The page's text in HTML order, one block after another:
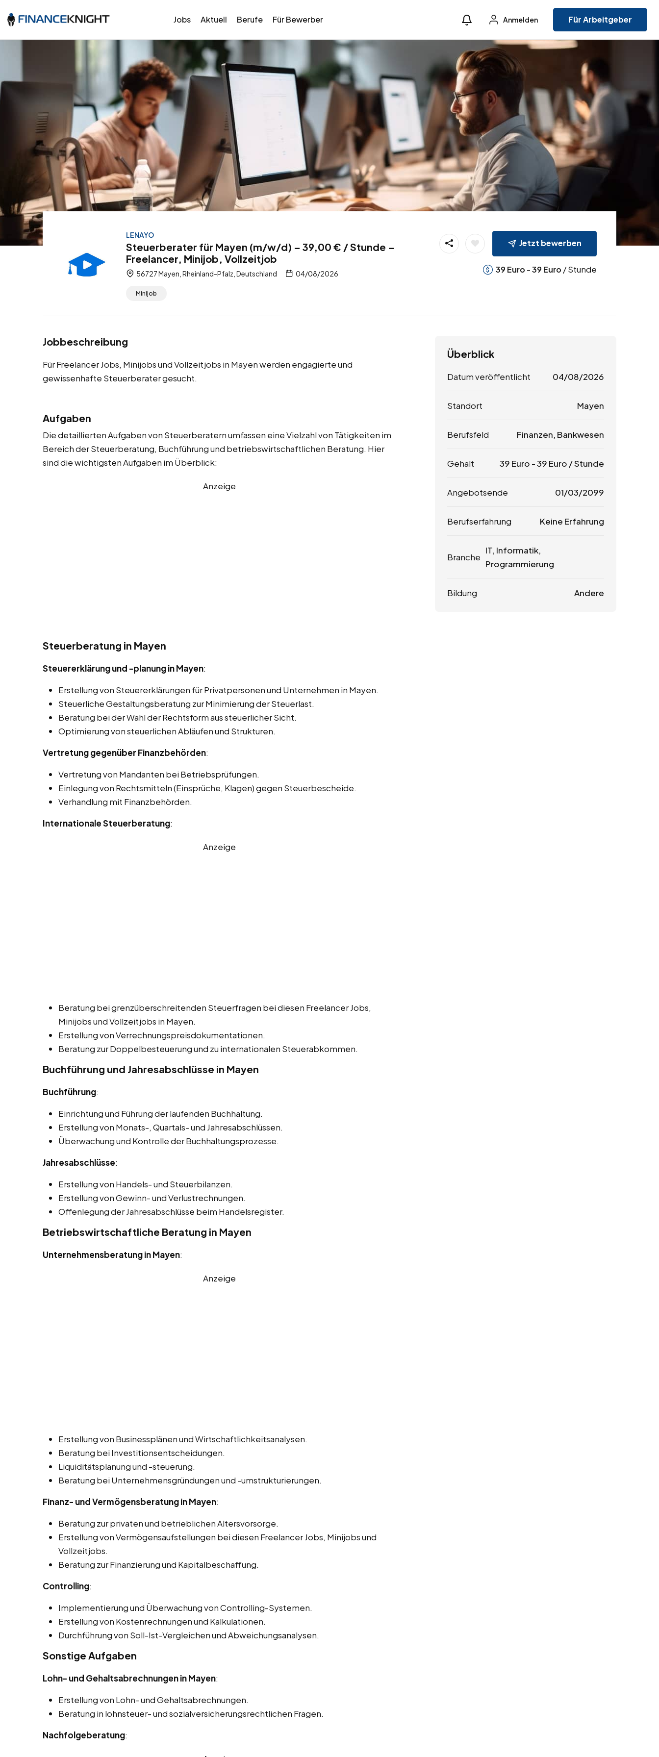
Jobs Aktuell Berufe Für Bewerber Anmelden Für Arbeitgeber
LENAYO
Steuerberater für Mayen (m/w/d) – 39,00 € / Stunde –
Freelancer, Minijob, Vollzeitjob
56727 Mayen, Rheinland-Pfalz, Deutschland 04/08/2026
Minijob
Jetzt bewerben
39 Euro -39 Euro / Stunde
Jobbeschreibung
Für Freelancer Jobs, Minijobs und Vollzeitjobs in Mayen werden engagierte und
gewissenhafte Steuerberater gesucht.
Aufgaben
Die detaillierten Aufgaben von Steuerberatern umfassen eine Vielzahl von Tätigkeiten im
Bereich der Steuerberatung, Buchführung und betriebswirtschaftlichen Beratung. Hier
sind die wichtigsten Aufgaben im Überblick:
Anzeige
Steuerberatung in Mayen
Steuererklärung und -planung in Mayen:
Erstellung von Steuererklärungen für Privatpersonen und Unternehmen in Mayen.
Steuerliche Gestaltungsberatung zur Minimierung der Steuerlast.
Beratung bei der Wahl der Rechtsform aus steuerlicher Sicht.
Optimierung von steuerlichen Abläufen und Strukturen.
Vertretung gegenüber Finanzbehörden:
Vertretung von Mandanten bei Betriebsprüfungen.
Einlegung von Rechtsmitteln (Einsprüche, Klagen) gegen Steuerbescheide.
Verhandlung mit Finanzbehörden.
Internationale Steuerberatung:
Anzeige
Beratung bei grenzüberschreitenden Steuerfragen bei diesen Freelancer Jobs,
Minijobs und Vollzeitjobs in Mayen.
Erstellung von Verrechnungspreisdokumentationen.
Beratung zur Doppelbesteuerung und zu internationalen Steuerabkommen.
Buchführung und Jahresabschlüsse in Mayen
Buchführung:
Einrichtung und Führung der laufenden Buchhaltung.
Erstellung von Monats-, Quartals- und Jahresabschlüssen.
Überwachung und Kontrolle der Buchhaltungsprozesse.
Jahresabschlüsse:
Erstellung von Handels- und Steuerbilanzen.
Erstellung von Gewinn- und Verlustrechnungen.
Offenlegung der Jahresabschlüsse beim Handelsregister.
Betriebswirtschaftliche Beratung in Mayen
Unternehmensberatung in Mayen:
Anzeige
Erstellung von Businessplänen und Wirtschaftlichkeitsanalysen.
Beratung bei Investitionsentscheidungen.
Liquiditätsplanung und -steuerung.
Beratung bei Unternehmensgründungen und -umstrukturierungen.
Finanz- und Vermögensberatung in Mayen:
Beratung zur privaten und betrieblichen Altersvorsorge.
Erstellung von Vermögensaufstellungen bei diesen Freelancer Jobs, Minijobs und
Vollzeitjobs.
Beratung zur Finanzierung und Kapitalbeschaffung.
Controlling:
Implementierung und Überwachung von Controlling-Systemen.
Erstellung von Kostenrechnungen und Kalkulationen.
Durchführung von Soll-Ist-Vergleichen und Abweichungsanalysen.
Sonstige Aufgaben
Lohn- und Gehaltsabrechnungen in Mayen:
Erstellung von Lohn- und Gehaltsabrechnungen.
Beratung in lohnsteuer- und sozialversicherungsrechtlichen Fragen.
Nachfolgeberatung:
Überblick
Datum veröffentlicht 04/08/2026
Standort Mayen
Berufsfeld Finanzen, Bankwesen
Gehalt 39 Euro -39 Euro / Stunde
Angebotsende 01/03/2099
Berufserfahrung Keine Erfahrung
Branche
IT, Informatik,
Programmierung
Bildung Andere